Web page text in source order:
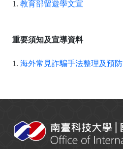
1. 教育部留遊學文宣
重要須知及宣導資料
1. 海外常見詐騙手法整理及預防
:::